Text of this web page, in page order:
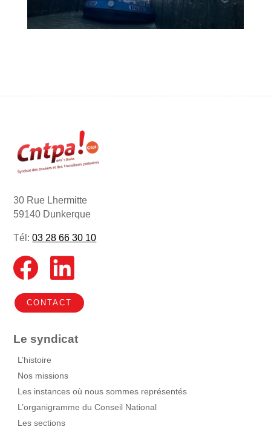
30 Rue Lhermitte
59140 Dunkerque
Tél:03 28 66 30 10
CONTACT
Le syndicat
L’histoire
Nos missions
Les instances où nous sommes représentés
L’organigramme du Conseil National
Les sections